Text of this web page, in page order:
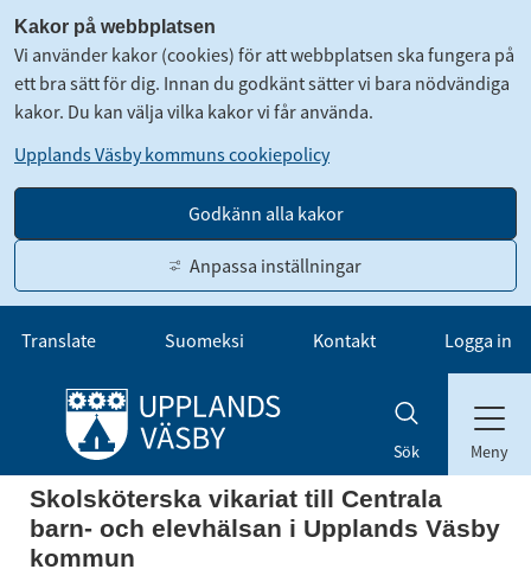
Kakor på webbplatsen
Vi använder kakor (cookies) för att webbplatsen ska fungera på
ett bra sätt för dig. Innan du godkänt sätter vi bara nödvändiga
kakor. Du kan välja vilka kakor vi får använda.
Upplands Väsby kommuns cookiepolicy
Godkänn alla kakor
Anpassa inställningar
Gå till innehåll
Translate Suomeksi Kontakt Logga in
Sök Meny
Skolsköterska vikariat till Centrala
barn- och elevhälsan i Upplands Väsby
kommun